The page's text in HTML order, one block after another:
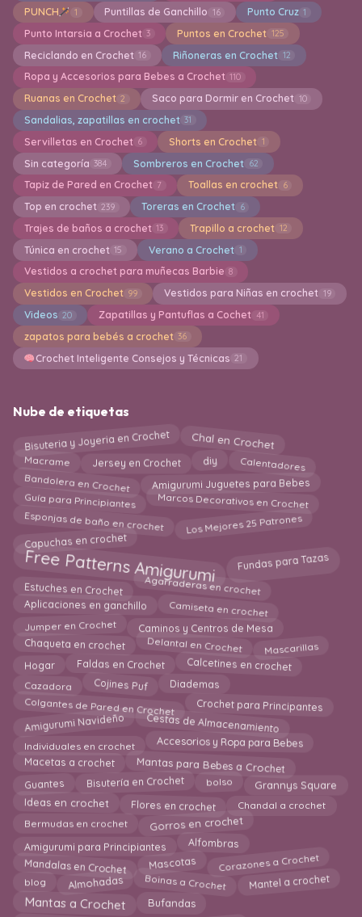
PUNCH 1 Puntillas de Ganchillo 16 Punto Cruz 1
Punto Intarsia a Crochet 3 Puntos en Crochet 125
Reciclando en Crochet 16 Riñoneras en Crochet 12
Ropa y Accesorios para Bebes a Crochet 110
Ruanas en Crochet 2 Saco para Dormir en Crochet 10
Sandalias, zapatillas en crochet 31
Servilletas en Crochet 6 Shorts en Crochet 1
Sin categoría 384 Sombreros en Crochet 62
Tapiz de Pared en Crochet 7 Toallas en crochet 6
Top en crochet 239 Toreras en Crochet 6
Trajes de baños a crochet 13 Trapillo a crochet 12
Túnica en crochet 15 Verano a Crochet 1
Vestidos a crochet para muñecas Barbie 8
Vestidos en Crochet 99 Vestidos para Niñas en crochet 19
Videos 20 Zapatillas y Pantuflas a Cochet 41
zapatos para bebés a crochet 36
Crochet Inteligente Consejos y Técnicas 21
Nube de etiquetas
Bisuteria y Joyeria en Crochet Chal en Crochet
Macrame Jersey en Crochet diy Calentadores
Bandolera en Crochet Amigurumi Juguetes para Bebes
Guía para Principiantes Marcos Decorativos en Crochet
Esponjas de baño en crochet Los Mejores 25 Patrones
Capuchas en crochet
Free Patterns Amigurumi Fundas para Tazas
Estuches en Crochet Agarraderas en crochet
Aplicaciones en ganchillo Camiseta en crochet
Jumper en Crochet Caminos y Centros de Mesa
Chaqueta en crochet Delantal en Crochet Mascarillas
Hogar Faldas en Crochet Calcetines en crochet
Cazadora Cojines Puf Diademas
Colgantes de Pared en Crochet Crochet para Principantes
Amigurumi Navideño Cestas de Almacenamiento
Individuales en crochet Accesorios y Ropa para Bebes
Macetas a crochet Mantas para Bebes a Crochet
Guantes Bisutería en Crochet bolso Grannys Square
Ideas en crochet Flores en crochet
Chandal a crochet
Bermudas en crochet
Gorros en crochet
Amigurumi para Principiantes Alfombras
Mandalas en Crochet Mascotas Corazones a Crochet
blog Almohadas Boinas a Crochet Mantel a crochet
Mantas a Crochet Bufandas